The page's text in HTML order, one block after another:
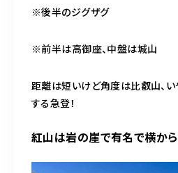
※後半のジグザグ
※前半は高御座、中盤は城山
距離は短いけど角度は比叡山、い
する急登！
紅山は岩の崖で有名で横か